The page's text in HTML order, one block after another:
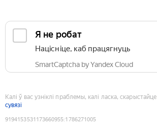
Я не робат
Націсніце, каб працягнуць
SmartCaptcha by Yandex Cloud
Калі ў вас узніклі праблемы, калі ласка, скарыстайце
сувязі
9194153531173660955:1786271005